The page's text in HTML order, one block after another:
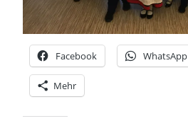
Facebook WhatsApp
Mehr